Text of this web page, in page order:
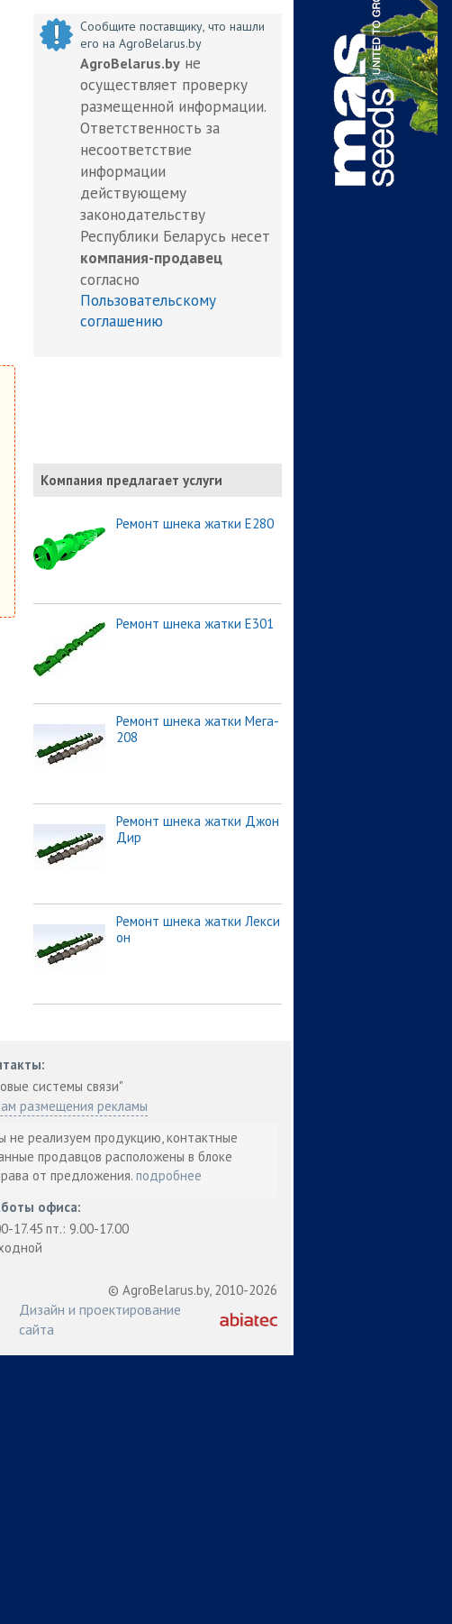
Сообщите поставщику, что нашли
его на AgroBelarus.by
AgroBelarus.by не
осуществляет проверку
размещенной информации.
Ответственность за
несоответствие
информации
действующему
законодательству
Республики Беларусь несет
компания-продавец
согласно
Пользовательскому
соглашению
Компания предлагает услуги
Ремонт шнека жатки Е280
Ремонт шнека жатки Е301
Ремонт шнека жатки Мега-
208
Ремонт шнека жатки Джон
Дир
Ремонт шнека жатки Лекси
он
системы связи"
размещения рекламы
не реализуем продукцию, контактные
продавцов расположены в блоке
от предложения.подробнее
офиса:
17.45 пт.: 9.00-17.00
© AgroBelarus.by, 2010-2026
Дизайн и проектирование
сайта